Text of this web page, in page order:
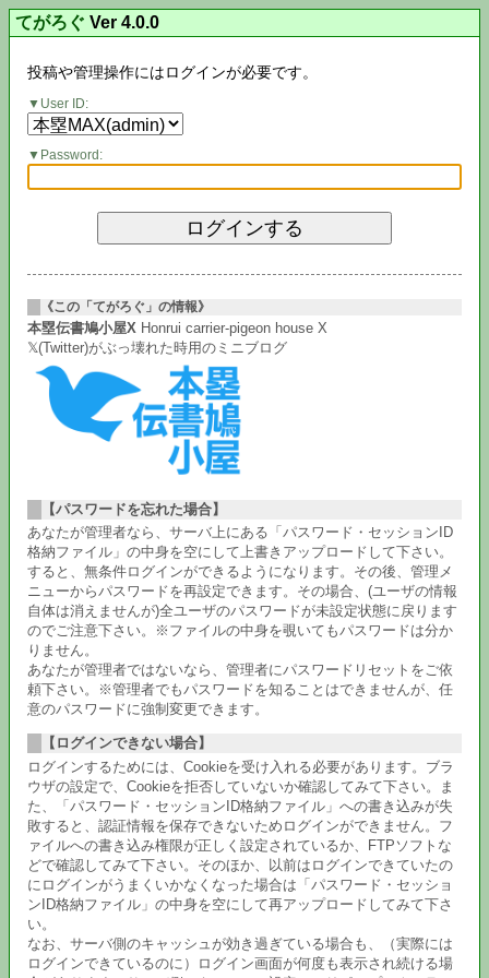
てがろぐ Ver 4.0.0
投稿や管理操作にはログインが必要です。
User ID:
Password:
《この「てがろぐ」の情報》
本塁伝書鳩小屋X Honrui carrier-pigeon house X
𝕏(Twitter)がぶっ壊れた時用のミニブログ
【パスワードを忘れた場合】
あなたが管理者なら、サーバ上にある「パスワード・セッションID
格納ファイル」の中身を空にして上書きアップロードして下さい。
すると、無条件ログインができるようになります。その後、管理メ
ニューからパスワードを再設定できます。その場合、(ユーザの情報
自体は消えませんが)全ユーザのパスワードが未設定状態に戻ります
のでご注意下さい。※ファイルの中身を覗いてもパスワードは分か
りません。
あなたが管理者ではないなら、管理者にパスワードリセットをご依
頼下さい。※管理者でもパスワードを知ることはできませんが、任
意のパスワードに強制変更できます。
【ログインできない場合】
ログインするためには、Cookieを受け入れる必要があります。ブラ
ウザの設定で、Cookieを拒否していないか確認してみて下さい。ま
た、「パスワード・セッションID格納ファイル」への書き込みが失
敗すると、認証情報を保存できないためログインができません。フ
ァイルへの書き込み権限が正しく設定されているか、FTPソフトな
どで確認してみて下さい。そのほか、以前はログインできていたの
にログインがうまくいかなくなった場合は「パスワード・セッショ
ンID格納ファイル」の中身を空にして再アップロードしてみて下さ
い。
なお、サーバ側のキャッシュが効き過ぎている場合も、（実際には
ログインできているのに）ログイン画面が何度も表示され続ける場